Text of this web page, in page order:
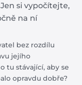
si vypočítejte,
na ní
bez rozdílu
jejího
tu stávající, aby se
opravdu dobře?